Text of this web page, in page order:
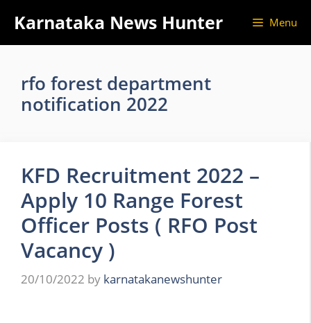
content
Karnataka News Hunter Menu
rfo forest department
notification 2022
KFD Recruitment 2022 –
Apply 10 Range Forest
Officer Posts ( RFO Post
Vacancy )
20/10/2022 by karnatakanewshunter